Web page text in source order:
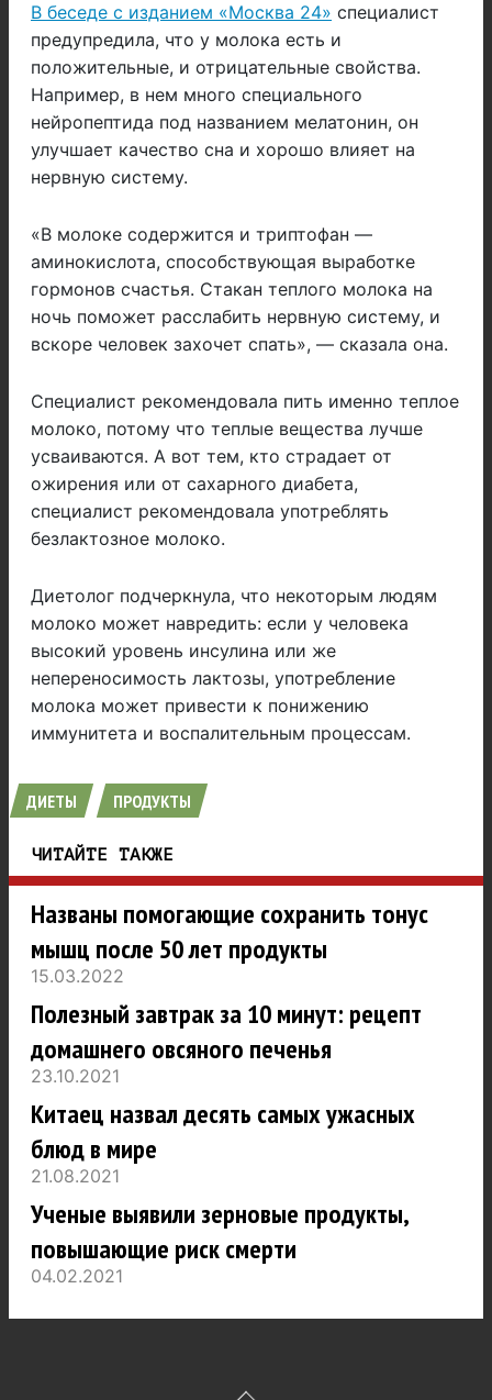
В беседе с изданием «Москва 24» специалист
предупредила, что у молока есть и
положительные, и отрицательные свойства.
Например, в нем много специального
нейропептида под названием мелатонин, он
улучшает качество сна и хорошо влияет на
нервную систему.
«В молоке содержится и триптофан —
аминокислота, способствующая выработке
гормонов счастья. Стакан теплого молока на
ночь поможет расслабить нервную систему, и
вскоре человек захочет спать», — сказала она.
Специалист рекомендовала пить именно теплое
молоко, потому что теплые вещества лучше
усваиваются. А вот тем, кто страдает от
ожирения или от сахарного диабета,
специалист рекомендовала употреблять
безлактозное молоко.
Диетолог подчеркнула, что некоторым людям
молоко может навредить: если у человека
высокий уровень инсулина или же
непереносимость лактозы, употребление
молока может привести к понижению
иммунитета и воспалительным процессам.
ДИЕТЫ ПРОДУКТЫ
ЧИТАЙТЕ ТАКЖЕ
Названы помогающие сохранить тонус
мышц после 50 лет продукты
15.03.2022
Полезный завтрак за 10 минут: рецепт
домашнего овсяного печенья
23.10.2021
Китаец назвал десять самых ужасных
блюд в мире
21.08.2021
Ученые выявили зерновые продукты,
повышающие риск смерти
04.02.2021